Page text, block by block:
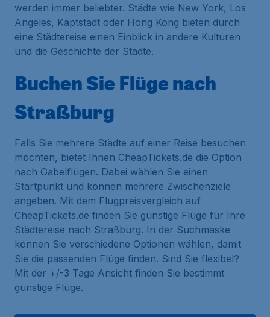
werden immer beliebter. Städte wie New York, Los
Angeles, Kaptstadt oder Hong Kong bieten durch
eine Städtereise einen Einblick in andere Kulturen
und die Geschichte der Städte.
Buchen Sie Flüge nach
Straßburg
Falls Sie mehrere Städte auf einer Reise besuchen
möchten, bietet Ihnen CheapTickets.de die Option
nach Gabelflügen. Dabei wählen Sie einen
Startpunkt und können mehrere Zwischenziele
angeben. Mit dem Flugpreisvergleich auf
CheapTickets.de finden Sie günstige Flüge für Ihre
Städtereise nach Straßburg. In der Suchmaske
können Sie verschiedene Optionen wählen, damit
Sie die passenden Flüge finden. Sind Sie flexibel?
Mit der +/-3 Tage Ansicht finden Sie bestimmt
günstige Flüge.